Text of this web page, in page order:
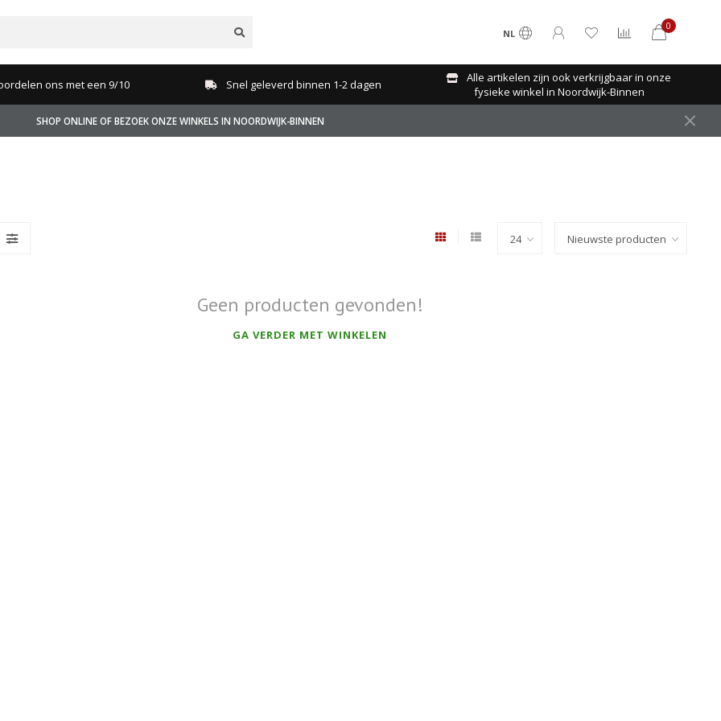
NL
0
ons met een 9/10 Snel geleverd binnen 1-2 dagen
Alle artikelen zijn ook verkrijgbaar in onze
fysieke winkel in Noordwijk-Binnen
SHOP ONLINE OF BEZOEK ONZE WINKELS IN NOORDWIJK-BINNEN
Geen producten gevonden!
GA VERDER MET WINKELEN